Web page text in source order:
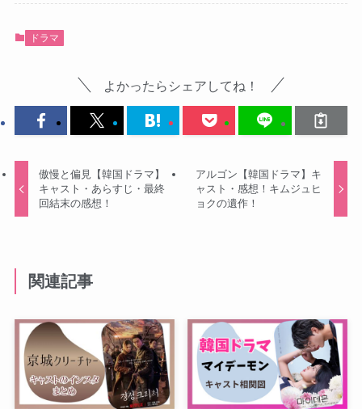
ドラマ
よかったらシェアしてね！
傲慢と偏見【韓国ドラマ】
キャスト・あらすじ・最終
回結末の感想！
アルゴン【韓国ドラマ】キ
ャスト・感想！キムジュヒ
ョクの遺作！
関連記事